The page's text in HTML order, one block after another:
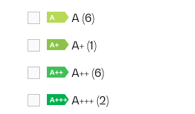
A (6)
A+ (1)
A++ (6)
A+++ (2)